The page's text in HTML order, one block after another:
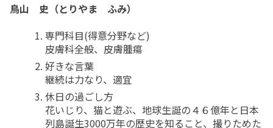
鳥山 史（とりやま ふみ）
専門科目(得意分野など)
皮膚科全般、皮膚腫瘍
好きな言葉
継続は力なり、適宜
休日の過ごし方
花いじり、猫と遊ぶ、地球生誕の４６億年と日本
列島誕生3000万年の歴史を知ること、撮りためた